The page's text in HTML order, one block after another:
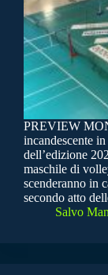
PREVIEW
incandescente
dell’edizione
maschile di
scenderanno in
secondo atto
Salvo